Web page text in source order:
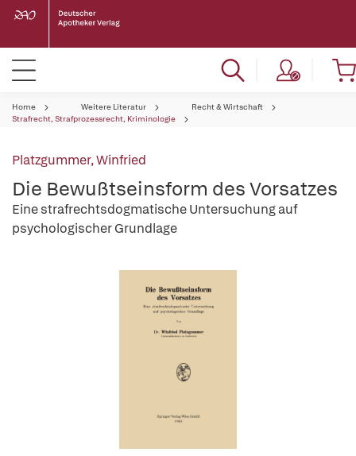
Home Weitere Literatur
Recht & Wirtschaft
Strafrecht, Strafprozessrecht, Kriminologie
Platzgummer, Winfried
Die Bewußtseinsform des Vorsatzes
Eine strafrechtsdogmatische Untersuchung auf
psychologischer Grundlage